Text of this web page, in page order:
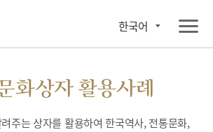
한국어
화상자 활용사례
주는 상자를 활용하여 한국역사, 전통문화,